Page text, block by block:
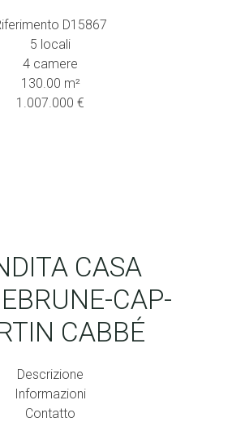
D15867
5 locali
4 camere
130.00 m²
1.007.000 €
CASA
CAP-
CABBÉ
Descrizione
Informazioni
Contatto